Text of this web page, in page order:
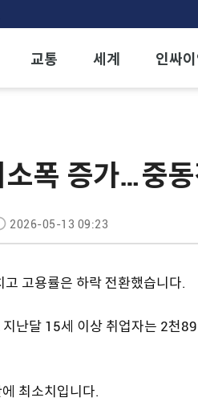
교통 세계 인싸
폭 증가…중
2026-05-13 09:23
고용률은 하락 전환했습니다.
난달 15세 이상 취업자는 2천
최소치입니다.